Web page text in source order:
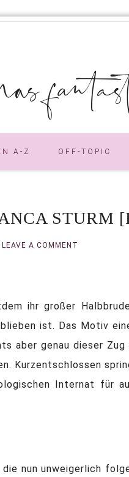
A-Z OFF-TOPIC
STURM
LEAVE A COMMENT
ihr großer
ist. Das Motiv
aber genau dieser
Kurzentschlossen
Internat für
nun unweigerlich